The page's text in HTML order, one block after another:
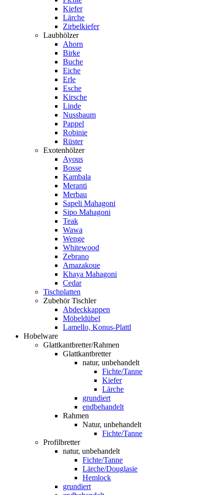
Kiefer
Lärche
Zirbelkiefer
Laubhölzer
Ahorn
Birke
Buche
Eiche
Erle
Esche
Kirsche
Linde
Nussbaum
Pappel
Robinie
Rüster
Exotenhölzer
Ayous
Bosse
Kambala
Meranti
Merbau
Sapeli Mahagoni
Sipo Mahagoni
Teak
Wawa
Wenge
Whitewood
Zebrano
Amazakoue
Khaya Mahagoni
Cedar
Tischplatten
Zubehör Tischler
Abdeckkappen
Möbeldübel
Lamello, Konus-Plattl
Hobelware
Glattkantbretter/Rahmen
Glattkantbretter
natur, unbehandelt
Fichte/Tanne
Kiefer
Lärche
grundiert
endbehandelt
Rahmen
Natur, unbehandelt
Fichte/Tanne
Profilbretter
natur, unbehandelt
Fichte/Tanne
Lärche/Douglasie
Hemlock
grundiert